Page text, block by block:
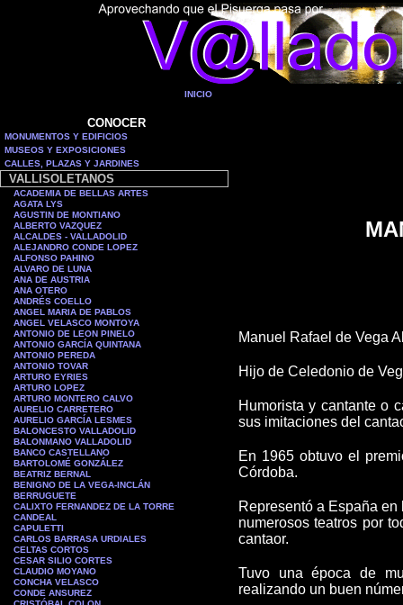
INICIO
CONOCER
MONUMENTOS Y EDIFICIOS
MUSEOS Y EXPOSICIONES
CALLES, PLAZAS Y JARDINES
VALLISOLETANOS
ACADEMIA DE BELLAS ARTES
AGATA LYS
AGUSTIN DE MONTIANO
ALBERTO VAZQUEZ
ALCALDES - VALLADOLID
ALEJANDRO CONDE LOPEZ
ALFONSO PAHINO
ALVARO DE LUNA
ANA DE AUSTRIA
ANA OTERO
ANDRÉS COELLO
ANGEL MARIA DE PABLOS
ANGEL VELASCO MONTOYA
ANTONIO DE LEON PINELO
ANTONIO GARCÍA QUINTANA
ANTONIO PEREDA
ANTONIO TOVAR
ARTURO EYRIES
ARTURO LOPEZ
ARTURO MONTERO CALVO
AURELIO CARRETERO
AURELIO GARCÍA LESMES
BALONCESTO VALLADOLID
BALONMANO VALLADOLID
BANCO CASTELLANO
BARTOLOMÉ GONZÁLEZ
BEATRIZ BERNAL
BENIGNO DE LA VEGA-INCLÁN
BERRUGUETE
CALIXTO FERNANDEZ DE LA TORRE
CANDEAL
CAPULETTI
CARLOS BARRASA URDIALES
CELTAS CORTOS
CESAR SILIO CORTES
CLAUDIO MOYANO
CONCHA VELASCO
CONDE ANSUREZ
Manuel Rafael de Vega
Hijo de Celedonio de
Humorista y cantante o
sus imitaciones del
En 1965 obtuvo el
Córdoba.
Representó a España
numerosos teatros por
cantaor.
Tuvo una época de
realizando un buen